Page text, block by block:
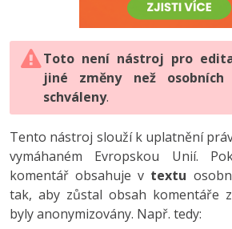
HTML5, CSS3, Bootstrap,
SQL a databáze
Testování a verzování
UML a návrhové vzory
React
Spring
PHP
JavaScript
Python
HTML / CSS
UML a návrhové vzory
MySQL/MariaDB
Vývojář mobilních aplikací
C# Game developer
Tester
Systémový administrátor
-80%
JavaScript -80%
PHP -80%
Swift -80%
Kotlin -80%
Digitální gramotnost
Marketing
WordPress
SEO
UX
Business
Photoshop -80%
Adobe Illustrator -80%
Adobe Lightroom
Adobe XD
Adobe InDesign -25%
Adobe After Effects
Toto není nástroj pro
jiné změny než osobních
schváleny.
Tento nástroj slouží k uplatnění
vymáhaném Evropskou Unií.
komentář obsahuje v textu
tak, aby zůstal obsah komentáře
byly anonymizovány. Např. tedy: